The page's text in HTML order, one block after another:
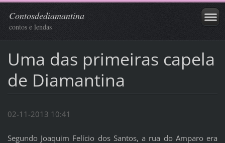
Contosdediamantina
contos e lendas
Uma das primeiras capela
de Diamantina
02-11-2013 10:41
Segundo Joaquim Felício dos Santos, a rua do Amparo era